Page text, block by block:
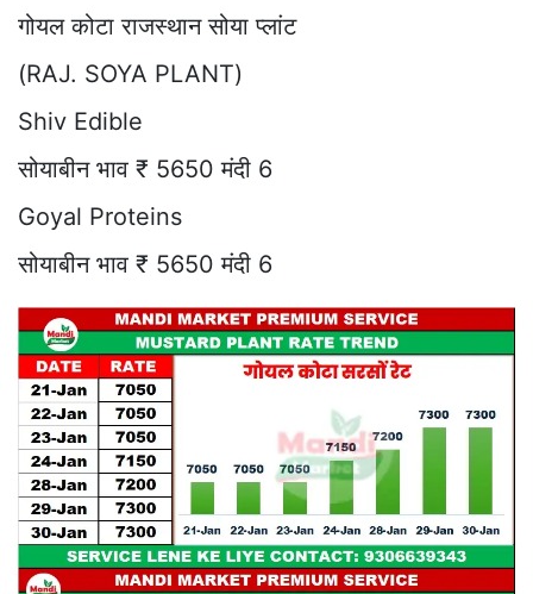
गोयल कोटा राजस्थान सोया प्लांट
(RAJ. SOYA PLANT)
Shiv Edible
सोयाबीन भाव ₹ 5650 मंदी 6
Goyal Proteins
सोयाबीन भाव ₹ 5650 मंदी 6